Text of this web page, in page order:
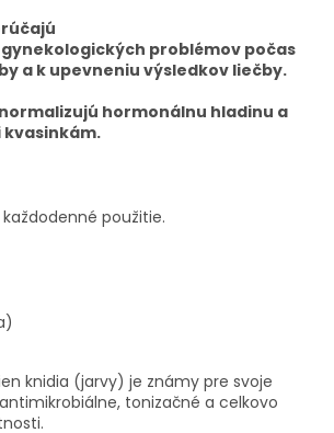
problémov počas
a k upevneniu výsledkov liečby.
hormonálnu hladinu a
použitie.
knidia (jarvy) je známy pre svoje
tonizačné a celkovo